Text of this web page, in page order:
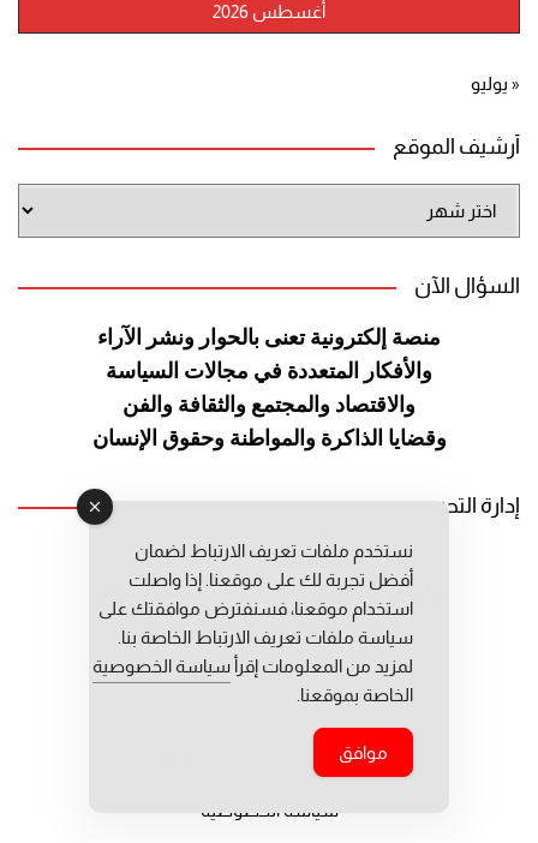
أغسطس 2026
« يوليو
أرشيف الموقع
الموقع
السؤال الآن
منصة إلكترونية تعنى بالحوار ونشر الآراء
والأفكار المتعددة في مجالات السياسة
والاقتصاد والمجتمع والثقافة والفن
وقضايا الذاكرة والمواطنة وحقوق الإنسان
إدارة التحرير
رئيس التحرير: عبد الرحيم التوراني
رئيس التحرير المساعد: المعطي قبال
مديرة التحرير: فاطمة حوحو
جميع حقوق النشر محفوظة © 2026
سياسة الخصوصية
نستخدم ملفات تعريف الارتباط لضمان
أفضل تجربة لك على موقعنا. إذا واصلت
استخدام موقعنا، فسنفترض موافقتك على
سياسة ملفات تعريف الارتباط الخاصة بنا.
لمزيد من المعلومات إقرأ سياسة الخصوصية
الخاصة بموقعنا.
موافق